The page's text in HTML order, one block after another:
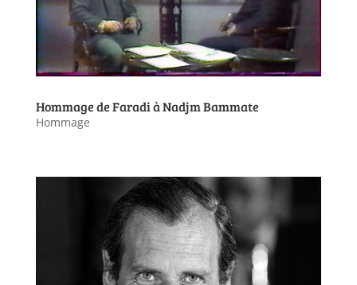
Hommage de Faradi à Nadjm Bammate
Hommage